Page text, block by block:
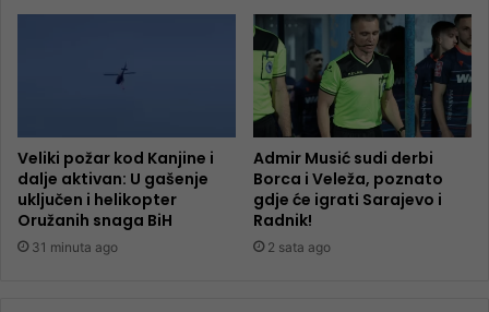
Veliki požar kod Kanjine i
dalje aktivan: U gašenje
uključen i helikopter
Oružanih snaga BiH
31 minuta ago
Admir Musić sudi derbi
Borca i Veleža, poznato
gdje će igrati Sarajevo i
Radnik!
2 sata ago